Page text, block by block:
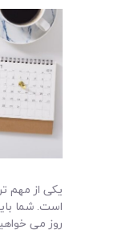
یکی از مهم
است. شما
روز می